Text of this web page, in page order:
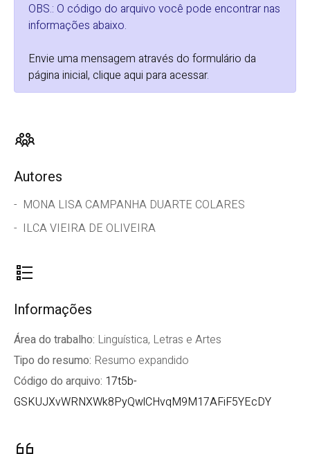
OBS.: O código do arquivo você pode encontrar nas
informações abaixo.
Envie uma mensagem através do formulário da
página inicial, clique aqui para acessar.
Autores
MONA LISA CAMPANHA DUARTE COLARES
ILCA VIEIRA DE OLIVEIRA
Informações
Área do trabalho: Linguística, Letras e Artes
Tipo do resumo: Resumo expandido
Código do arquivo: 17t5b-
GSKUJXvWRNXWk8PyQwlCHvqM9M17AFiF5YEcDY